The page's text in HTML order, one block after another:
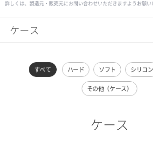
詳しくは、製造元・販売元にお問い合わせいただきますようお願い
ケース
すべて ハード ソフト シリコン
その他（ケース）
ケース